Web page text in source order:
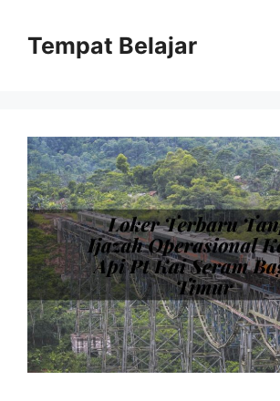
contentTempat Belajar